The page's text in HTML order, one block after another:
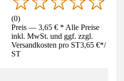
(0)
Preis — 3,65 € * Alle Preise
inkl. MwSt. und ggf. zzgl.
Versandkosten pro ST3,65 €*/
ST